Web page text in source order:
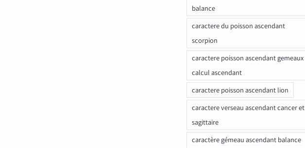
balance
caractere du poisson ascendant
scorpion
caractere poisson ascendant gemeaux
calcul ascendant
caractere poisson ascendant lion
caractere verseau ascendant cancer et
sagittaire
caractère gémeau ascendant balance